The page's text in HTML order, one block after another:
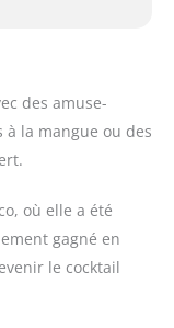
des amuse-
à la mangue ou des
où elle a été
gagné en
le cocktail